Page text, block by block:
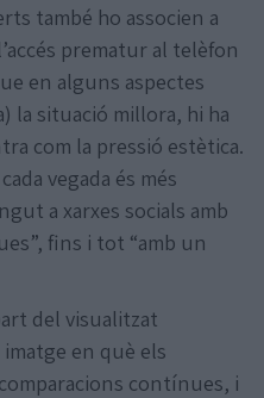
també ho associen a
prematur al telèfon
en alguns aspectes
la situació millora, hi ha
com la pressió estètica.
vegada és més
a xarxes socials amb
fins i tot “amb un
del visualitzat
en què els
contínues, i